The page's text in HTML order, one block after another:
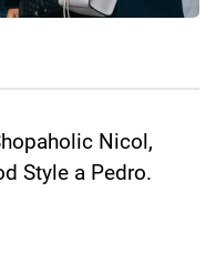
Nicol,
Style a Pedro.